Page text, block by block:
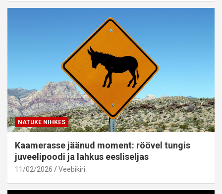
NATUKE NIHKES
Kaamerasse jäänud moment: röövel tungis
juveelipoodi ja lahkus eesliseljas
11/02/2026 Veebikiri